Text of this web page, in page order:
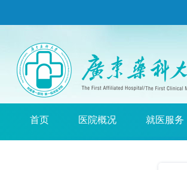
首页 医院概况 就医服务